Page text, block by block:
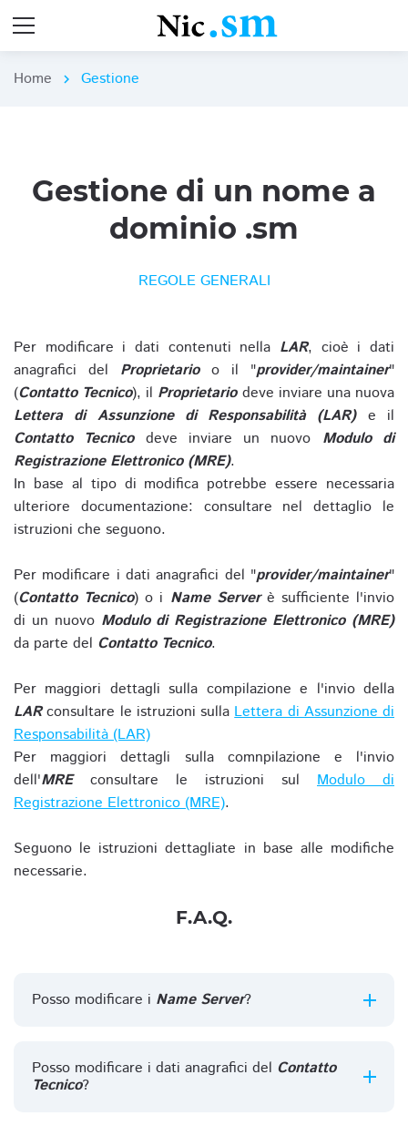
Home chevron_right Gestione
Gestione di un nome a
dominio .sm
REGOLE GENERALI
Per modificare i dati contenuti nella LAR, cioè i dati
anagrafici del Proprietarioo il "provider/maintainer"
(Contatto Tecnico), il Proprietariodeve inviare una nuova
Lettera di Assunzione di Responsabilità (LAR)e il
Contatto Tecnicodeve inviare un nuovo Modulo di
Registrazione Elettronico (MRE).
In base al tipo di modifica potrebbe essere necessaria
ulteriore documentazione: consultare nel dettaglio le
istruzioni che seguono.
Per modificare i dati anagrafici del "provider/maintainer"
(Contatto Tecnico) o i Name Serverè sufficiente l'invio
di un nuovo Modulo di Registrazione Elettronico (MRE)
da parte del Contatto Tecnico.
Per maggiori dettagli sulla compilazione e l'invio della
LARconsultare le istruzioni sullaLettera di Assunzione di
Responsabilità (LAR)
Per maggiori dettagli sulla comnpilazione e l'invio
dell'MREconsultare le istruzioni sul Modulo di
Registrazione Elettronico (MRE).
Seguono le istruzioni dettagliate in base alle modifiche
necessarie.
F.A.Q.
Posso modificare i Name Server?
Posso modificare i dati anagrafici del Contatto
Tecnico?